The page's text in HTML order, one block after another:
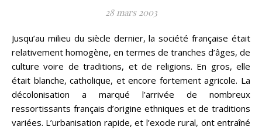
28 mars 2003
Jusqu’au milieu du siècle dernier, la société française était
relativement homogène, en termes de tranches d’âges, de
culture voire de traditions, et de religions. En gros, elle
était blanche, catholique, et encore fortement agricole. La
décolonisation a marqué l’arrivée de nombreux
ressortissants français d’origine ethniques et de traditions
variées. L’urbanisation rapide, et l’exode rural, ont entraîné